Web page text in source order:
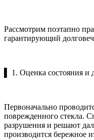
Рассмотрим поэтапно
гарантирующий
▌ 1. Оценка состояния и
Первоначально
поврежденного стекла.
разрушения и решают
производится бережное